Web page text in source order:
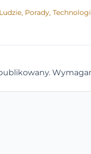
Ludzie, Porady,